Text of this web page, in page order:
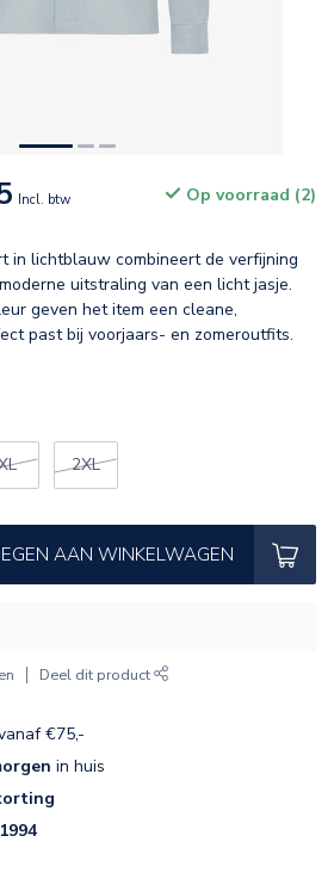
Incl. btw Op voorraad (2)
in lichtblauw combineert de verfijning
uitstraling van een licht jasje.
geven het item een cleane,
past bij voorjaars- en zomeroutfits.
2XL
AAN WINKELWAGEN
Deel dit product
€75,-
in huis